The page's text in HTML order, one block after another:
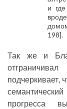
и
198].
Так же и
отграничивал
подчеркивает,
прогресса